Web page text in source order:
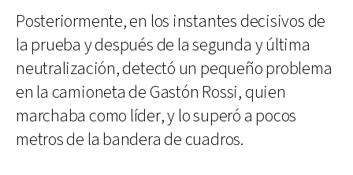
Posteriormente, en los instantes decisivos de
la prueba y después de la segunda y última
neutralización, detectó un pequeño problema
en la camioneta de Gastón Rossi, quien
marchaba como líder, y lo superó a pocos
metros de la bandera de cuadros.